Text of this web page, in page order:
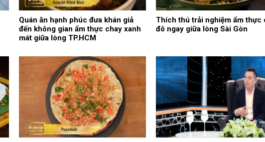
Quán ăn hạnh phúc đưa khán giả
đến không gian ẩm thực chay xanh
mát giữa lòng TP.HCM
Thích thú trải nghiệm ẩm thực
đô ngay giữa lòng Sài Gòn